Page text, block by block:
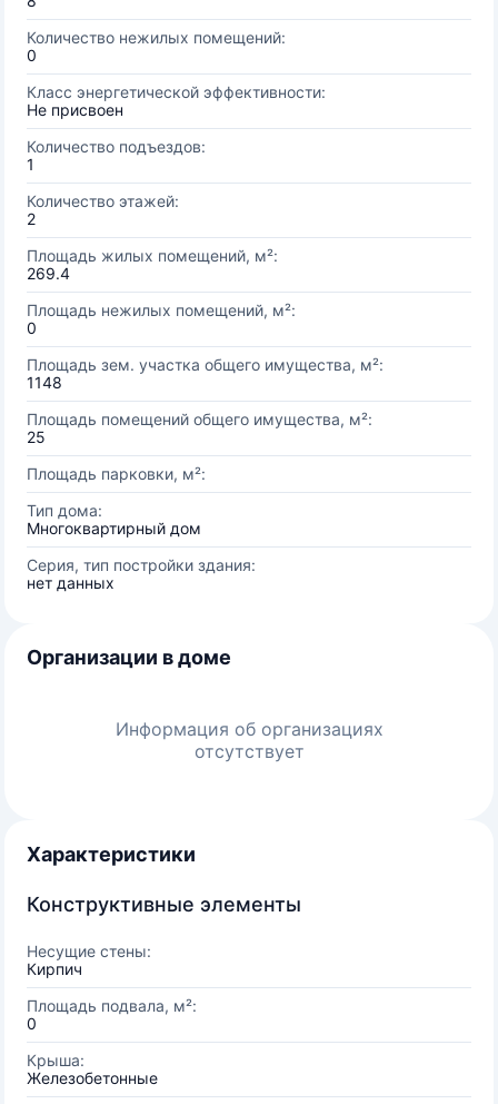
Количество нежилых помещений:
0
Класс энергетической эффективности:
Не присвоен
Количество подъездов:
1
Количество этажей:
2
Площадь жилых помещений, м²:
269.4
Площадь нежилых помещений, м²:
0
Площадь зем. участка общего имущества, м²:
1148
Площадь помещений общего имущества, м²:
25
Площадь парковки, м²:
Тип дома:
Многоквартирный дом
Серия, тип постройки здания:
нет данных
Организации в доме
Информация об организациях
отсутствует
Характеристики
Конструктивные элементы
Несущие стены:
Кирпич
Площадь подвала, м²:
0
Крыша:
Железобетонные